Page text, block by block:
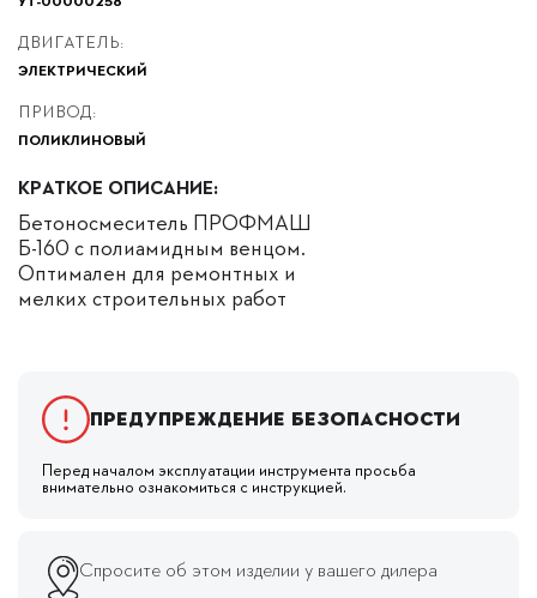
ДВИГАТЕЛЬ:
ЭЛЕКТРИЧЕСКИЙ
ПРИВОД:
ПОЛИКЛИНОВЫЙ
КРАТКОЕ ОПИСАНИЕ:
Бетоносмеситель ПРОФМАШ
Б-160 с полиамидным венцом.
Оптимален для ремонтных и
мелких строительных работ
Предупреждение безопасности
Перед началом эксплуатации инструмента просьба
внимательно ознакомиться с инструкцией.
Спросите об этом изделии у вашего дилера